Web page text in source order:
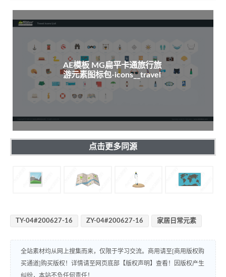
AE模板 MG扁平卡通旅行旅
游元素图标包-icons__travel
点击更多同源
TY-04#200627-16 ZY-04#200627-16 家居日常元素
全站素材均从网上搜集而来，仅限于学习交流。商用请至[商用版权购
买通道]购买版权！详情请至网页底部【版权声明】查看！因版权产生
纠纷，本站不负任何责任！